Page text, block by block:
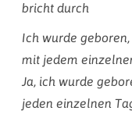
bricht durch
Ich wurde
mit jedem
Ja, ich wurde
jeden einzelnen